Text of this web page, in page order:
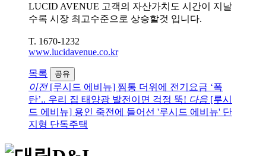
LUCID AVENUE 고객의 자산가치도 시간이 지날
수록 시장 최고수준으로 상승할것 입니다.
T. 1670-1232
www.lucidavenue.co.kr
목록 공유
이전 [루시드 에비뉴] 찜통 더위에 전기요금 ‘폭
탄’.. 우리 집 태양광 발전이면 걱정 뚝! 다음 [루시
드 에비뉴] 용인 죽전에 들어선 '루시드 에비뉴' 단
지형 단독주택